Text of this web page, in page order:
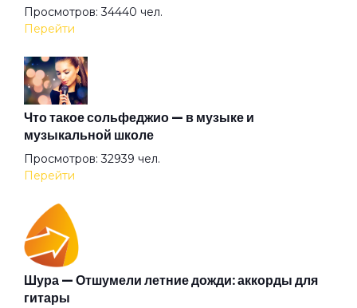
Бабочка
Баргузин
Барышня
Беги (2008)
Беги
Просмотров: 34440 чел.
Перейти
Что такое сольфеджио — в музыке и
музыкальной школе
Просмотров: 32939 чел.
Перейти
Шура — Отшумели летние дожди: аккорды для
гитары